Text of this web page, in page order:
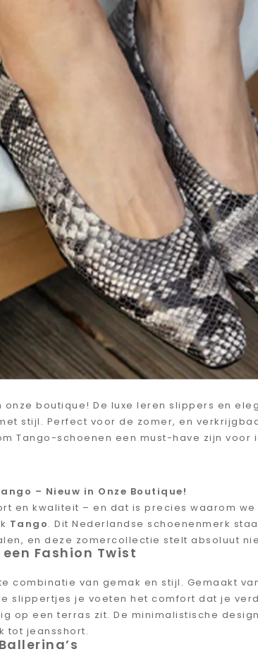
boutique! De luxe leren slippers en
stijl. Perfect voor de zomer, en
Tango-schoenen een must-have zijn voor
– Nieuw in Onze Boutique!
en kwaliteit – en dat is precies waarom we
Tango. Dit Nederlandse schoenenmerk
en deze zomercollectie stelt absoluut
Fashion Twist
combinatie van gemak en stijl. Gemaakt
slippertjes je voeten het comfort dat je
op een terras zit. De minimalistische
tot jeansshort.